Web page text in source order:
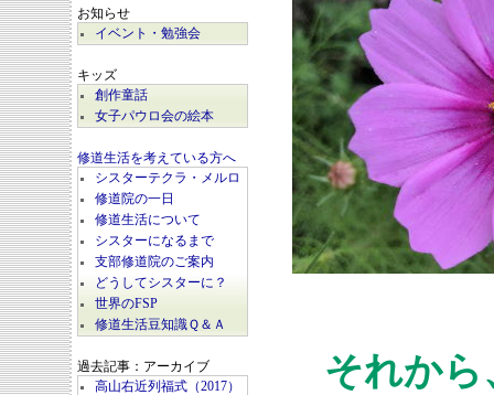
お知らせ
イベント・勉強会
キッズ
創作童話
女子パウロ会の絵本
修道生活を考えている方へ
シスターテクラ・メルロ
修道院の一日
修道生活について
シスターになるまで
支部修道院のご案内
どうしてシスターに？
世界のFSP
修道生活豆知識Ｑ＆Ａ
過去記事：アーカイブ
高山右近列福式（2017）
それか